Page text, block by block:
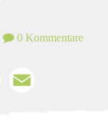
0 Kommentare
WhatsApp